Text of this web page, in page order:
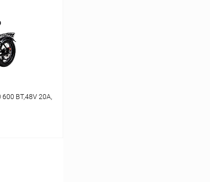
наличии
600 ВТ,48V 20А,